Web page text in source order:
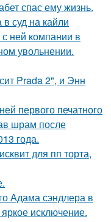
спас ему жизнь.
суд на кайли
ней компании в
увольнении.
Prada 2", и Энн
первого печатного
шрам после
года.
для пп торта,
Адама сэндлера в
исключение.